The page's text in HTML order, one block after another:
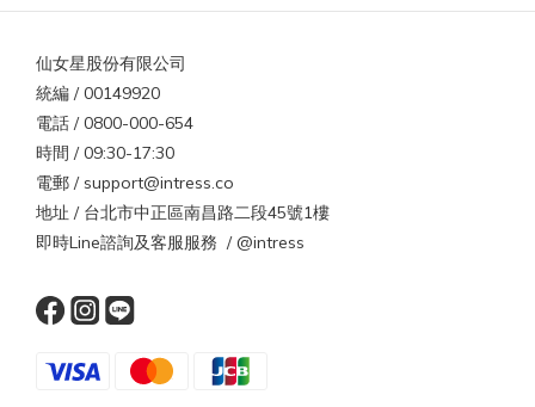
仙女星股份有限公司
統編 / 00149920
電話 / 0800-000-654
時間 / 09:30-17:30
電郵 / support@intress.co
地址 / 台北市中正區南昌路二段45號1樓
即時Line諮詢及客服服務 / @intress